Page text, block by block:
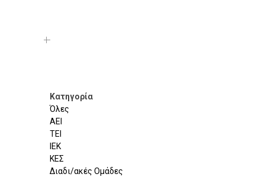
Κατηγορία
Όλες
ΑΕΙ
ΤΕΙ
ΙΕΚ
ΚΕΣ
Διαδι/ακές Ομάδες